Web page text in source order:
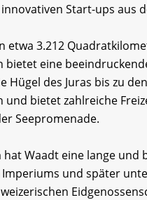
Start-ups aus
etwa 3.212
bietet eine
Hügel des Juras bis zu
und bietet zahlreiche
Seepromenade.
Waadt eine lange
und später